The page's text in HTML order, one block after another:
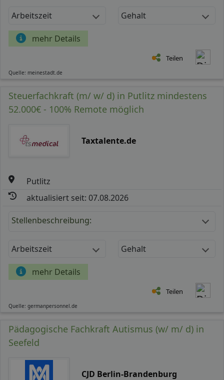
Arbeitszeit Gehalt
mehr Details
Teilen
Quelle: meinestadt.de
Steuerfachkraft (m/ w/ d) in Putlitz mindestens
52.000€ - 100% Remote möglich
Taxtalente.de
Putlitz
aktualisiert seit: 07.08.2026
Stellenbeschreibung:
Arbeitszeit Gehalt
mehr Details
Teilen
Quelle: germanpersonnel.de
Pädagogische Fachkraft Autismus (w/ m/ d) in
Seefeld
CJD Berlin-Brandenburg